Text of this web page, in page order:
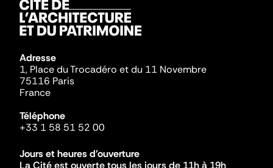
Adresse
1, Place du Trocadéro et du 11 Novembre
75116 Paris
France
Téléphone
+33 1 58 51 52 00
Jours et heures d'ouverture
La Cité est ouverte tous les jours de 11h à 19h